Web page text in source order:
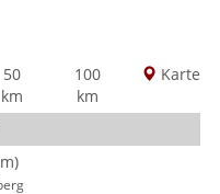
50
km
100
km
Karte